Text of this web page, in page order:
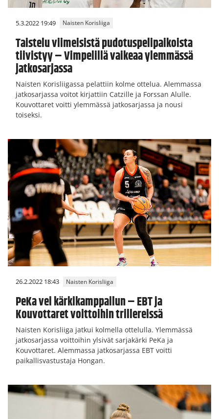
5.3.2022 19:49 Naisten Korisliiga
Taistelu viimeisistä pudotuspelipaikoista
tiivistyy – Vimpelillä vaikeaa ylemmässä
jatkosarjassa
Naisten Korisliigassa pelattiin kolme ottelua. Alemmassa
jatkosarjassa voitot kirjattiin Catzille ja Forssan Alulle.
Kouvottaret voitti ylemmässä jatkosarjassa ja nousi
toiseksi.
26.2.2022 18:43 Naisten Korisliiga
PeKa vei kärkikamppailun – EBT ja
Kouvottaret voittoihin trillereissä
Naisten Korisliiga jatkui kolmella ottelulla. Ylemmässä
jatkosarjassa voittoihin ylsivät sarjakärki PeKa ja
Kouvottaret. Alemmassa jatkosarjassa EBT voitti
paikallisvastustaja Hongan.